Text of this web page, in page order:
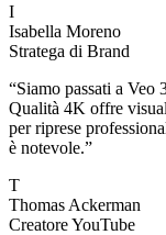
I
Isabella Moreno
Stratega di Brand
“Siamo passati a Veo
Qualità 4K offre
per riprese
è notevole.”
T
Thomas Ackerman
Creatore YouTube